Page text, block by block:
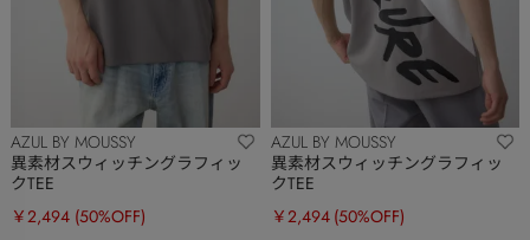
AZUL BY MOUSSY
異素材スウィッチングラフィッ
クTEE
￥2,494 (50%OFF)
AZUL BY MOUSSY
異素材スウィッチングラフィッ
クTEE
￥2,494 (50%OFF)